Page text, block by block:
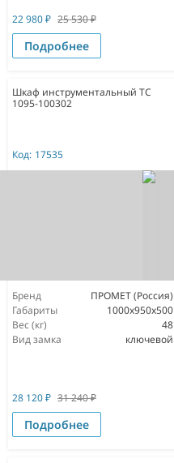
22 980₽ 25 530₽
Подробнее
Шкаф инструментальный ТС
1095-100302
Код: 17535
Бренд
ПРОМЕТ (Россия)
Габариты
1000x950x500
Вес (кг)
48
Вид замка
ключевой
28 120₽ 31 240₽
Подробнее